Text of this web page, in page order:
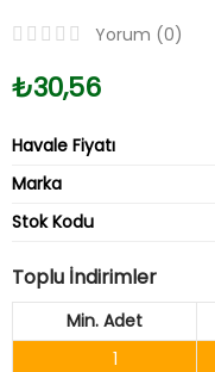
Yorum (0)
₺30,56
Havale Fiyatı
Marka
Stok Kodu
Toplu İndirimler
Min. Adet
1